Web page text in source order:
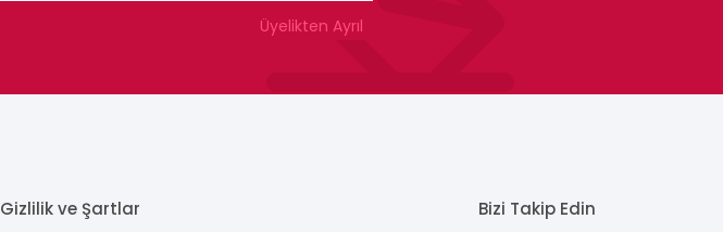
Üyelikten Ayrıl
Gizlilik ve Şartlar Bizi Takip Edin